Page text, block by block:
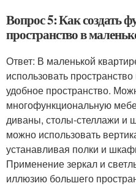
Вопрос 5: Как создать
пространство в
Ответ: В маленькой
использовать
удобное пространство.
многофункциональную
диваны, столы-стеллажи и
можно использовать
устанавливая полки и
Применение зеркал и
иллюзию большего